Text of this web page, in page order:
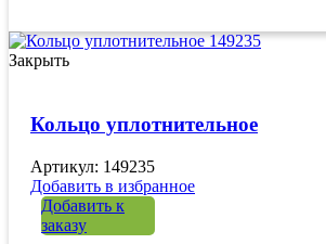
Закрыть
Кольцо уплотнительное
Артикул: 149235
Добавить в избранное
Добавить к
заказу